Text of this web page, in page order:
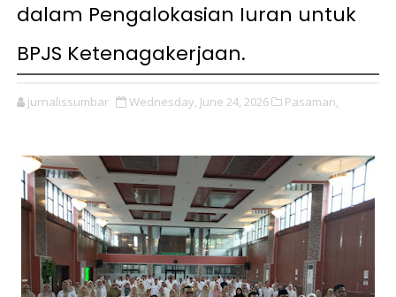
dalam Pengalokasian Iuran untuk
BPJS Ketenagakerjaan.
jurnalissumbar Wednesday, June 24, 2026 Pasaman,